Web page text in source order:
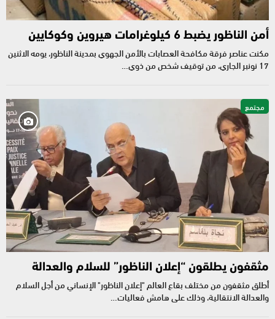
أمن الناظور يضبط 6 كيلوغرامات هيروين وكوكايين
مكنت عناصر فرقة مكافحة العصابات بالأمن الجهوي بمدينة الناظور، يومه الاثنين
17 نونبر الجاري، من توقيف شخص من ذوي…
مجتمع
مثقفون يطلقون “إعلان الناظور” للسلام والعدالة
أطلق مثقفون من مختلف بقاع العالم "إعلان الناظور" الإنساني من أجل السلام
والعدالة الانتقالية، وذلك على هامش فعاليات…